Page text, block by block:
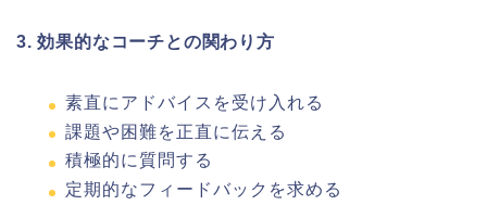
3. 効果的なコーチとの関わり方
素直にアドバイスを受け入れる
課題や困難を正直に伝える
積極的に質問する
定期的なフィードバックを求める